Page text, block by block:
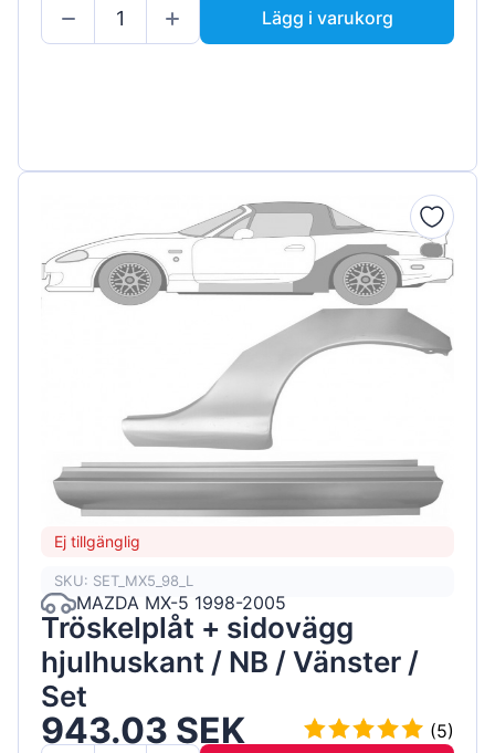
Lägg i varukorg
Ej tillgänglig
SKU: SET_MX5_98_L
MAZDA MX-5 1998-2005
Tröskelplåt + sidovägg
hjulhuskant / NB / Vänster /
Set
943.03 SEK
(5)